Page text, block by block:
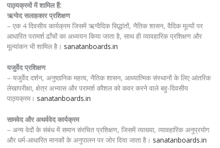
पाठ्यक्रमों में शामिल हैं:
ऋग्वेद सलाहकार प्रशिक्षण
– एक 4 दिवसीय कार्यक्रम जिसमें ऋग्वैदिक सिद्धांतों, नैतिक शासन, वैदिक मूल्यों पर
आधारित परामर्श ढाँचों का अध्ययन किया जाता है, साथ ही व्यावहारिक प्रशिक्षण और
मूल्यांकन भी शामिल है। sanatanboards.in
यजुर्वेद प्रशिक्षण
– यजुर्वेद दर्शन, अनुष्ठानिक महत्व, नैतिक शासन, आध्यात्मिक संस्थानों के लिए आंतरिक
लेखापरीक्षा, क्षेत्र अभ्यास और परामर्श कौशल को कवर करने वाले बहु-दिवसीय
पाठ्यक्रम। sanatanboards.in
सामवेद और अथर्ववेद कार्यक्रम
– अन्य वेदों के संबंध में समान संरचित प्रशिक्षण, जिसमें व्याख्या, व्यावहारिक अनुप्रयोग
और धर्म-आधारित मानकों के अनुपालन पर जोर दिया जाता है। sanatanboards.in